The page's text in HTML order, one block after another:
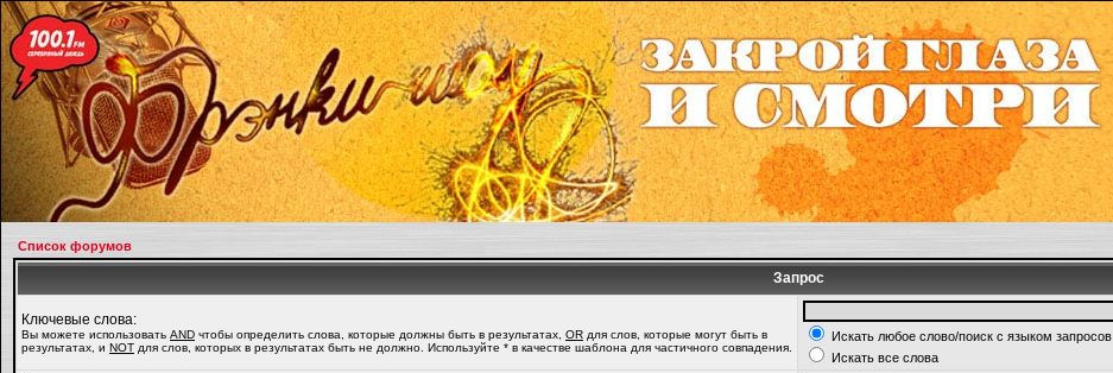
Список форумов
Запрос
Ключевые слова:
Вы можете использовать AND чтобы определить слова, которые должны быть в результатах, OR для слов, которые могут быть в
результатах, и NOT для слов, которых в результатах быть не должно. Используйте * в качестве шаблона для частичного совпадения.
Искать любое слово/поиск с языком запросов
Искать все слова